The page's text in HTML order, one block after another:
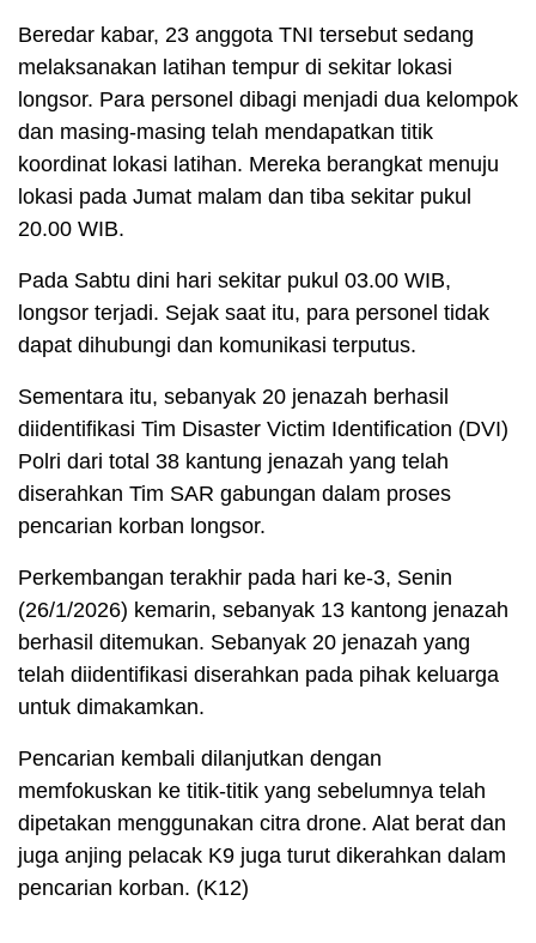
Beredar kabar, 23 anggota TNI tersebut sedang
melaksanakan latihan tempur di sekitar lokasi
longsor. Para personel dibagi menjadi dua kelompok
dan masing-masing telah mendapatkan titik
koordinat lokasi latihan. Mereka berangkat menuju
lokasi pada Jumat malam dan tiba sekitar pukul
20.00 WIB.
Pada Sabtu dini hari sekitar pukul 03.00 WIB,
longsor terjadi. Sejak saat itu, para personel tidak
dapat dihubungi dan komunikasi terputus.
Sementara itu, sebanyak 20 jenazah berhasil
diidentifikasi Tim Disaster Victim Identification (DVI)
Polri dari total 38 kantung jenazah yang telah
diserahkan Tim SAR gabungan dalam proses
pencarian korban longsor.
Perkembangan terakhir pada hari ke-3, Senin
(26/1/2026) kemarin, sebanyak 13 kantong jenazah
berhasil ditemukan. Sebanyak 20 jenazah yang
telah diidentifikasi diserahkan pada pihak keluarga
untuk dimakamkan.
Pencarian kembali dilanjutkan dengan
memfokuskan ke titik-titik yang sebelumnya telah
dipetakan menggunakan citra drone. Alat berat dan
juga anjing pelacak K9 juga turut dikerahkan dalam
pencarian korban. (K12)